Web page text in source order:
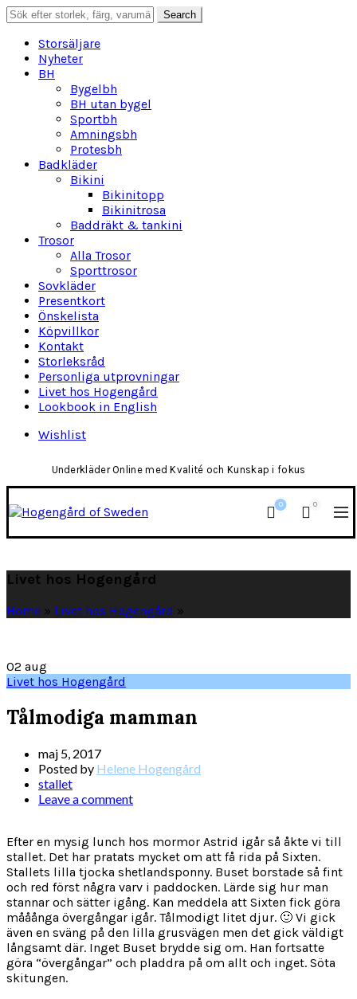
Search
for:
Search
Storsäljare
Nyheter
BH
Bygelbh
BH utan bygel
Sportbh
Amningsbh
Protesbh
Badkläder
Bikini
Bikinitopp
Bikinitrosa
Baddräkt & tankini
Trosor
Alla Trosor
Sporttrosor
Sovkläder
Presentkort
Önskelista
Köpvillkor
Kontakt
Storleksråd
Personliga utprovningar
Livet hos Hogengård
Lookbook in English
Wishlist
Underkläder Online med Kvalité och Kunskap i fokus
0 0
Livet hos Hogengård
Home » Livet hos Hogengård »
02 aug
Livet hos Hogengård
Tålmodiga mamman
maj 5, 2017
Posted by Helene Hogengård
stallet
Leave a comment
Efter en mysig lunch hos mormor Astrid igår så åkte vi till
stallet. Det har pratats mycket om att få rida på Sixten.
Stallets lilla tjocka shetlandsponny. Buset borstade så fint
och red först några varv i paddocken. Lärde sig hur man
stannar och sätter igång. Kan meddela att Sixten fick göra
mååånga övergångar igår. Tålmodigt litet djur. 🙂 Vi gick
även en sväng på den lilla grusvägen men det gick väldigt
långsamt där. Inget Buset brydde sig om. Han fortsatte
göra “övergångar” och pladdra på om allt och inget. Söta
skitungen.